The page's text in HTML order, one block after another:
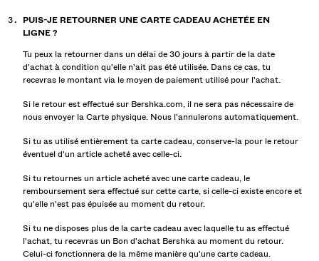
PUIS-JE RETOURNER UNE CARTE CADEAU ACHETÉE EN
LIGNE ?
Tu peux la retourner dans un délai de 30 jours à partir de la date
d'achat à condition qu'elle n'ait pas été utilisée. Dans ce cas, tu
recevras le montant via le moyen de paiement utilisé pour l'achat.
Si le retour est effectué sur Bershka.com, il ne sera pas nécessaire de
nous envoyer la Carte physique. Nous l'annulerons automatiquement.
Si tu as utilisé entièrement ta carte cadeau, conserve-la pour le retour
éventuel d'un article acheté avec celle-ci.
Si tu retournes un article acheté avec une carte cadeau, le
remboursement sera effectué sur cette carte, si celle-ci existe encore et
qu'elle n'est pas épuisée au moment du retour.
Si tu ne disposes plus de la carte cadeau avec laquelle tu as effectué
l'achat, tu recevras un Bon d'achat Bershka au moment du retour.
Celui-ci fonctionnera de la même manière qu'une carte cadeau.